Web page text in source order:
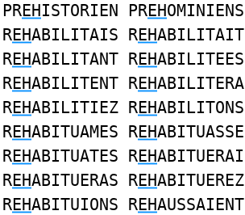
PREHISTORIEN PREHOMINIENS
REHABILITAIS REHABILITAIT
REHABILITANT REHABILITEES
REHABILITENT REHABILITERA
REHABILITIEZ REHABILITONS
REHABITUAMES REHABITUASSE
REHABITUATES REHABITUERAI
REHABITUERAS REHABITUEREZ
REHABITUIONS REHAUSSAIENT